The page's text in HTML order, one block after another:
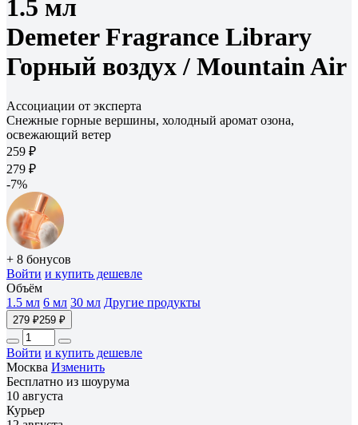
1.5 мл
Demeter Fragrance Library
Горный воздух / Mountain Air
Ассоциации от эксперта
Снежные горные вершины, холодный аромат озона,
освежающий ветер
259 ₽
279 ₽
-7%
+ 8 бонусов
Войти и купить дешевле
Объём
1.5 мл 6 мл 30 мл Другие продукты
279 ₽259 ₽
Войти и купить дешевле
Москва Изменить
Бесплатно из шоурума
10 августа
Курьер